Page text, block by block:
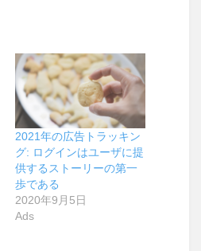
2021年の広告トラッキン
グ: ログインはユーザに提
供するストーリーの第一
歩である
2020年9月5日
Ads